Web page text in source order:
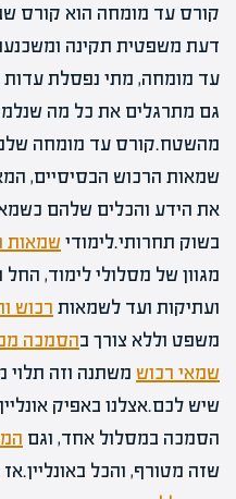
קורס עד מומחה הוא קורס
דעת משפטית תקינה
עד מומחה, מתי נפסלת
גם מתרגלים את כל מה
מהשטח.קורס עד מומחה
שמאות הרכוש הבסיסיים,
את הידע והכלים שלהם כשמאי
בשוק תחרותי.לימודישמאות
מגוון של מסלולי לימוד,
ועתיקות ועד לשמאות רכוש
משפט וללא צורך בהסמכה
שמאי רכוש משתנה וזה
הסמכה במסלול אחד, וגם
שזה מטורף, והכל